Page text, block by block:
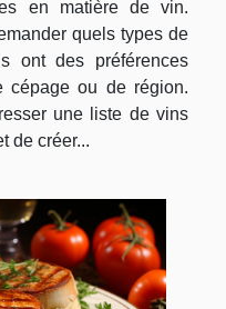
en matière de vin.
quels types de
ont des préférences
cépage ou de région.
une liste de vins
de créer...